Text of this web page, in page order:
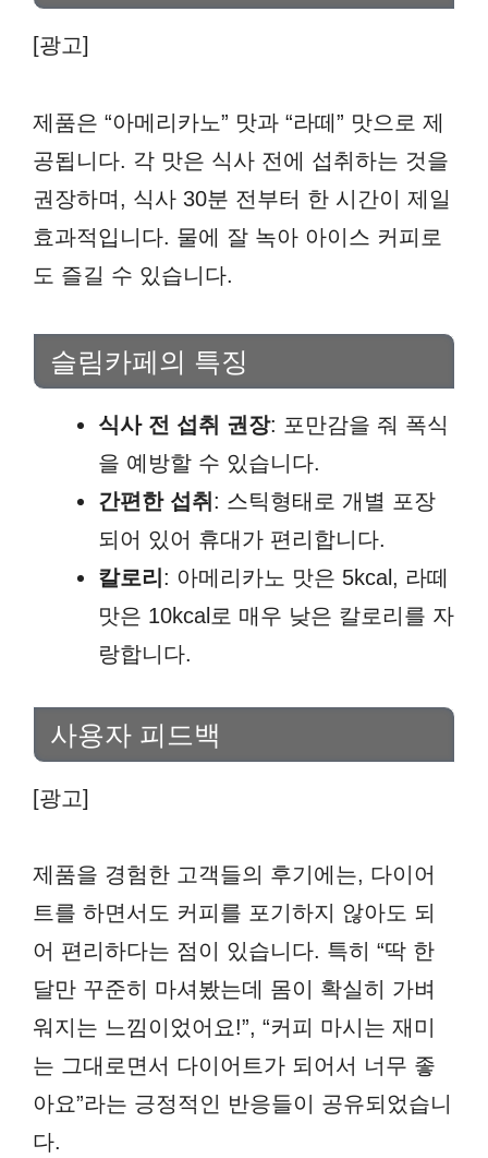
[광고]
제품은 “아메리카노” 맛과 “라떼” 맛으로 제
공됩니다. 각 맛은 식사 전에 섭취하는 것을
권장하며, 식사 30분 전부터 한 시간이 제일
효과적입니다. 물에 잘 녹아 아이스 커피로
도 즐길 수 있습니다.
슬림카페의 특징
식사 전 섭취 권장: 포만감을 줘 폭식
을 예방할 수 있습니다.
간편한 섭취: 스틱형태로 개별 포장
되어 있어 휴대가 편리합니다.
칼로리: 아메리카노 맛은 5kcal, 라떼
맛은 10kcal로 매우 낮은 칼로리를 자
랑합니다.
사용자 피드백
[광고]
제품을 경험한 고객들의 후기에는, 다이어
트를 하면서도 커피를 포기하지 않아도 되
어 편리하다는 점이 있습니다. 특히 “딱 한
달만 꾸준히 마셔봤는데 몸이 확실히 가벼
워지는 느낌이었어요!”, “커피 마시는 재미
는 그대로면서 다이어트가 되어서 너무 좋
아요”라는 긍정적인 반응들이 공유되었습니
다.